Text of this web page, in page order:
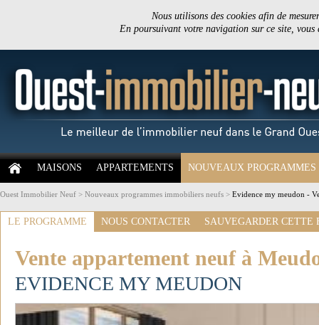
Nous utilisons des cookies afin de
En poursuivant votre navigation sur ce site,
MAISONS APPARTEMENTS NOUVEAUX PROGRAMMES
Ouest Immobilier Neuf > Nouveaux programmes immobiliers neufs > Evidence my meudon -
LE PROGRAMME NOUS CONTACTER SAUVEGARDER CETTE
Vente appartement neuf à
EVIDENCE MY MEUDON